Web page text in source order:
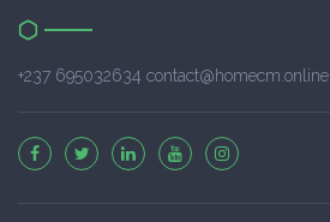
+237 695032634 contact@homecm.online